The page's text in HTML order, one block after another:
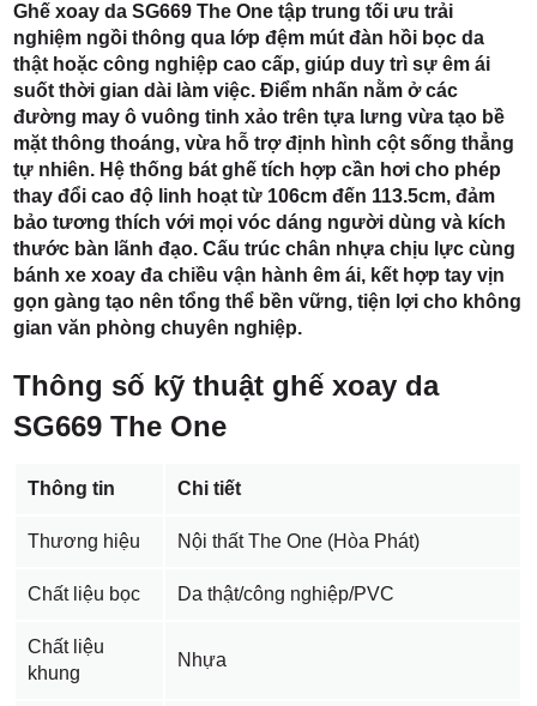
Hóc Môn,
TP. HCM
Ghế xoay da SG669 The One tập trung tối ưu trải
nghiệm ngồi thông qua lớp đệm mút đàn hồi bọc da
thật hoặc công nghiệp cao cấp, giúp duy trì sự êm ái
suốt thời gian dài làm việc. Điểm nhấn nằm ở các
đường may ô vuông tinh xảo trên tựa lưng vừa tạo bề
mặt thông thoáng, vừa hỗ trợ định hình cột sống thẳng
tự nhiên. Hệ thống bát ghế tích hợp cần hơi cho phép
thay đổi cao độ linh hoạt từ 106cm đến 113.5cm, đảm
bảo tương thích với mọi vóc dáng người dùng và kích
thước bàn lãnh đạo. Cấu trúc chân nhựa chịu lực cùng
bánh xe xoay đa chiều vận hành êm ái, kết hợp tay vịn
gọn gàng tạo nên tổng thể bền vững, tiện lợi cho không
gian văn phòng chuyên nghiệp.
Thông số kỹ thuật ghế xoay da
SG669 The One
Thông tin Chi tiết
Thương hiệu Nội thất The One (Hòa Phát)
Chất liệu bọc Da thật/công nghiệp/PVC
Chất liệu
khung
Nhựa